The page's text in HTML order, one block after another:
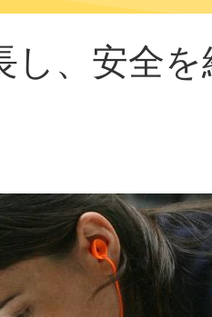
し、安全